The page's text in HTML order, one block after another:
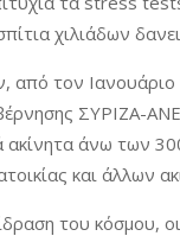
χιλιάδων
από τον
ΣΥΡΙΖΑ-
ακίνητα άνω των
και άλλων
του κόσμου,